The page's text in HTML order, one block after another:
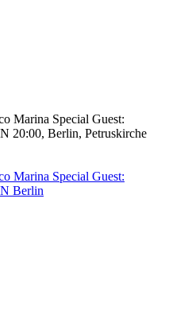
Marina Special Guest:
20:00, Berlin, Petruskirche
Marina Special Guest:
Berlin